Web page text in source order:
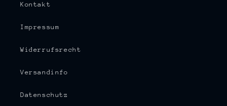
Kontakt
Impressum
Widerrufsrecht
Versandinfo
Datenschutz